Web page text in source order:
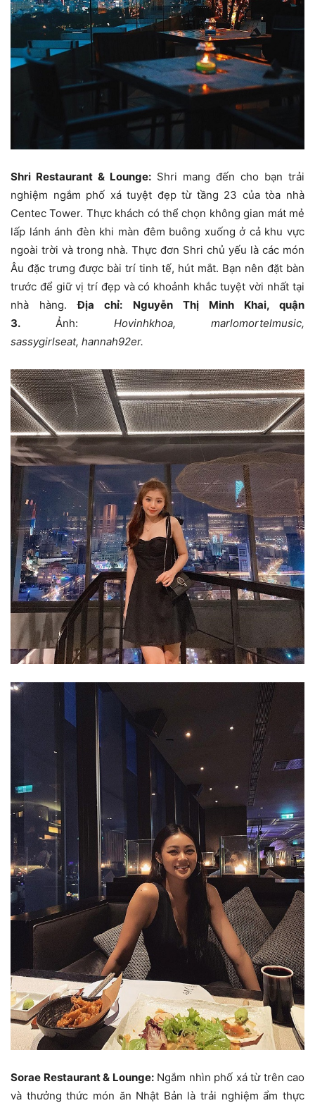
Shri Restaurant & Lounge: Shri mang đến cho bạn trải
nghiệm ngắm phố xá tuyệt đẹp từ tầng 23 của tòa nhà
Centec Tower. Thực khách có thể chọn không gian mát mẻ
lấp lánh ánh đèn khi màn đêm buông xuống ở cả khu vực
ngoài trời và trong nhà. Thực đơn Shri chủ yếu là các món
Âu đặc trưng được bài trí tinh tế, hút mắt. Bạn nên đặt bàn
trước để giữ vị trí đẹp và có khoảnh khắc tuyệt vời nhất tại
nhà hàng.Địa chỉ: Nguyễn Thị Minh Khai, quận
3. Ảnh: Hovinhkhoa, marlomortelmusic,
sassygirlseat, hannah92er.
Sorae Restaurant & Lounge:Ngắm nhìn phố xá từ trên cao
và thưởng thức món ăn Nhật Bản là trải nghiệm ẩm thực